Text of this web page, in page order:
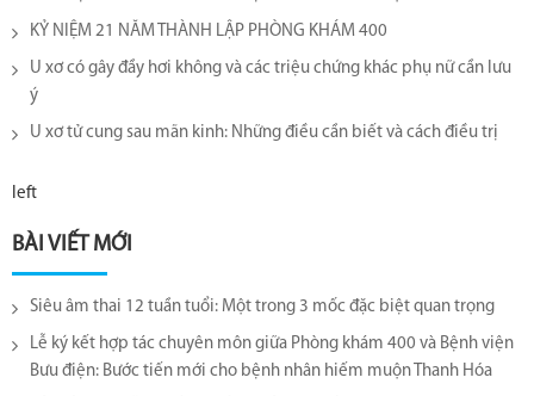
KỶ NIỆM 21 NĂM THÀNH LẬP PHÒNG KHÁM 400
U xơ có gây đầy hơi không và các triệu chứng khác phụ nữ cần lưu
ý
U xơ tử cung sau mãn kinh: Những điều cần biết và cách điều trị
left
BÀI VIẾT MỚI
Siêu âm thai 12 tuần tuổi: Một trong 3 mốc đặc biệt quan trọng
Lễ ký kết hợp tác chuyên môn giữa Phòng khám 400 và Bệnh viện
Bưu điện: Bước tiến mới cho bệnh nhân hiếm muộn Thanh Hóa